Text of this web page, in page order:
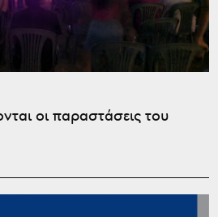
οι παραστάσεις του